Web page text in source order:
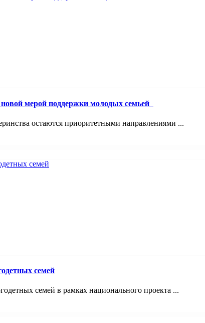
мерой поддержки молодых семьей
остаются приоритетными направлениями ...
семей
семей в рамках национального проекта ...